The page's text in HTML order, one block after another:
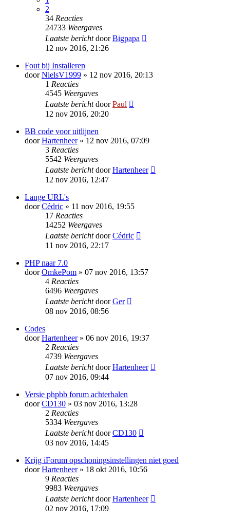
2
34 Reacties
24733 Weergaves
Laatste berichtdoorBigpapa
12 nov 2016, 21:26
Fout bij Installeren
doorNielsV1999 » 12 nov 2016, 20:13
1 Reacties
4545 Weergaves
Laatste berichtdoorPaul
12 nov 2016, 20:20
BB code voor uitlijnen
doorHartenheer» 12 nov 2016, 07:09
3 Reacties
5542 Weergaves
Laatste berichtdoorHartenheer
12 nov 2016, 12:47
Lange URL's
doorCédric » 11 nov 2016, 19:55
17 Reacties
14252 Weergaves
Laatste berichtdoorCédric
11 nov 2016, 22:17
PHP naar 7.0
doorOmkePom » 07 nov 2016, 13:57
4 Reacties
6496 Weergaves
Laatste berichtdoorGer
08 nov 2016, 08:56
Codes
doorHartenheer» 06 nov 2016, 19:37
2 Reacties
4739 Weergaves
Laatste berichtdoorHartenheer
07 nov 2016, 09:44
Versie phpbb forum achterhalen
doorCD130 » 03 nov 2016, 13:28
2 Reacties
5334 Weergaves
Laatste berichtdoorCD130
03 nov 2016, 14:45
Krijg iForum opschoningsinstellingen niet goed
doorHartenheer» 18 okt 2016, 10:56
9 Reacties
9983 Weergaves
Laatste berichtdoorHartenheer
02 nov 2016, 17:09